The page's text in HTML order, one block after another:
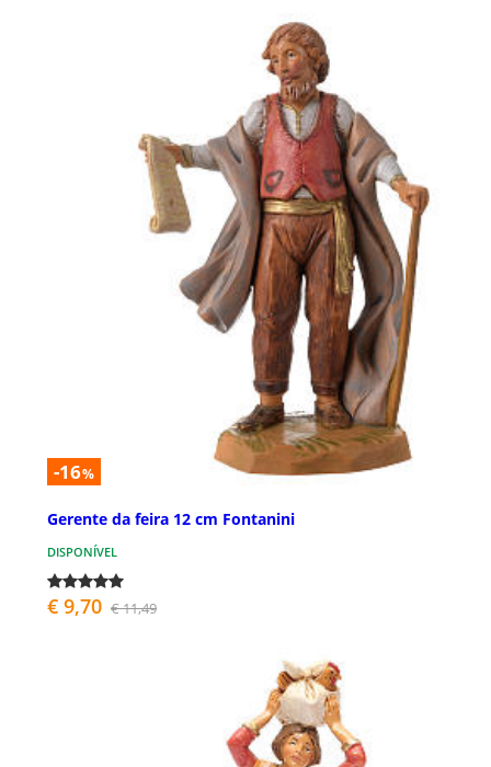
-16%
Gerente da feira 12 cm Fontanini
DISPONÍVEL
€ 9,70 € 11,49